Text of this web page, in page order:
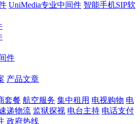
UniMedia专业中间件 智能手机SIP软
件
产品文章
套餐 航空服务 集中租用 电视购物 电
递物流 监狱探视 电台主持 电话支付
政府热线